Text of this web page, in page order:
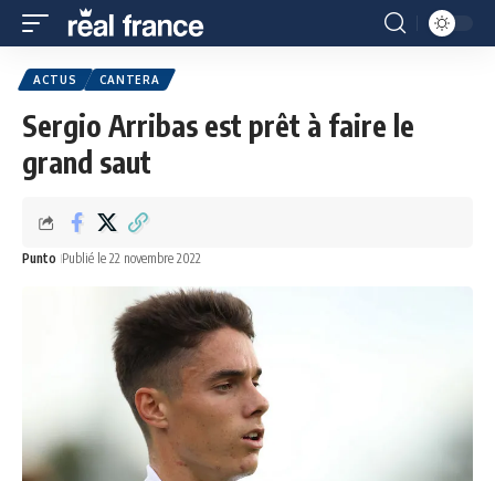
ACTUS CANTERA
Sergio Arribas est prêt à faire le
grand saut
Punto Publié le 22 novembre 2022